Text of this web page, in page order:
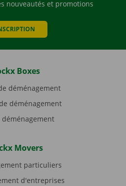
nouveautés et promotions
Boxes
déménagement
déménagement
déménagement
Movers
particuliers
d'entreprises